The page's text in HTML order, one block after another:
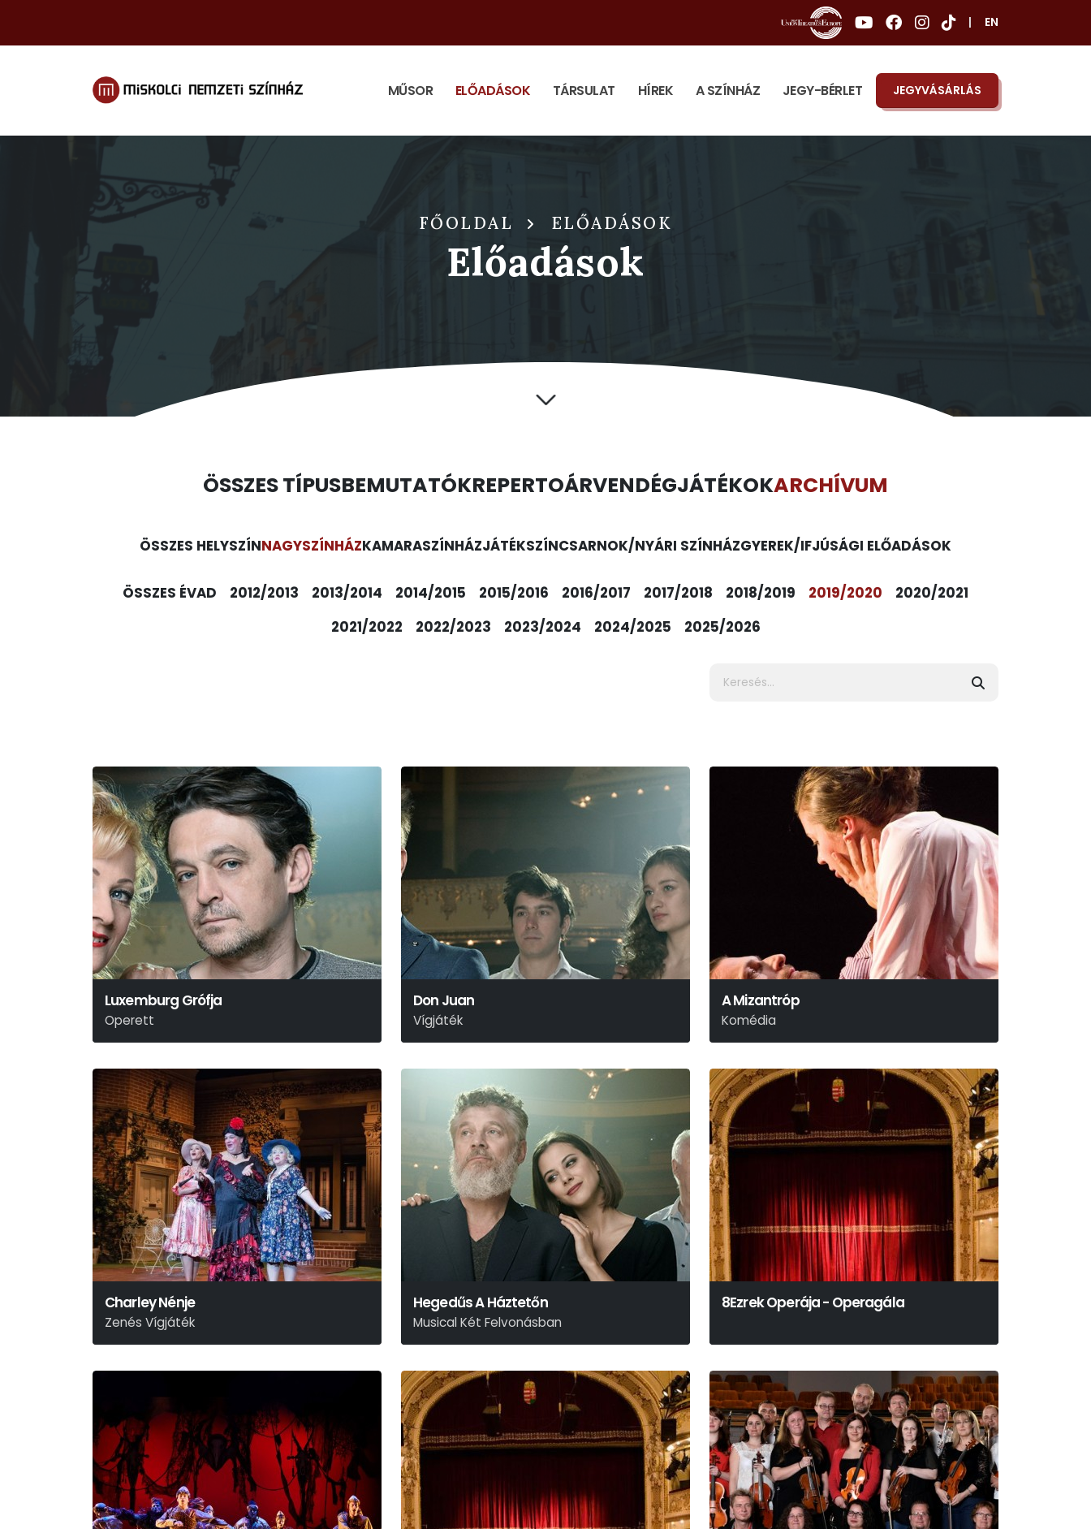
EN
MŰSOR ELŐADÁSOK TÁRSULAT HÍREK A SZÍNHÁZ JEGY-BÉRLET JEGYVÁSÁRLÁS
FŐOLDAL ELŐADÁSOK
Előadások
ÖSSZES TÍPUSBEMUTATÓKREPERTOÁRVENDÉGJÁTÉKOKARCHÍVUM
ÖSSZES HELYSZÍNNAGYSZÍNHÁZKAMARASZÍNHÁZJÁTÉKSZÍNCSARNOK/NYÁRI SZÍNHÁZGYEREK/IFJÚSÁGI ELŐADÁSOK
ÖSSZES ÉVAD 2012/2013 2013/2014 2014/2015 2015/2016 2016/2017 2017/2018 2018/2019 2019/2020
2020/2021
2021/2022
2022/2023 2023/2024 2024/2025 2025/2026
Luxemburg Grófja
Operett
Lehár Ferenc
Don Juan
Vígjáték
Molière
A Mizantróp
Komédia
Moliére
Charley Nénje
Zenés Vígjáték
Brandon Thomas – Aldobolyi Nagy György – Szenes
Hegedűs A Háztetőn
Musical Két Felvonásban
Joseph Stein - Jerry Bock - Sheldon Harnick
8Ezrek Operája - Operagála